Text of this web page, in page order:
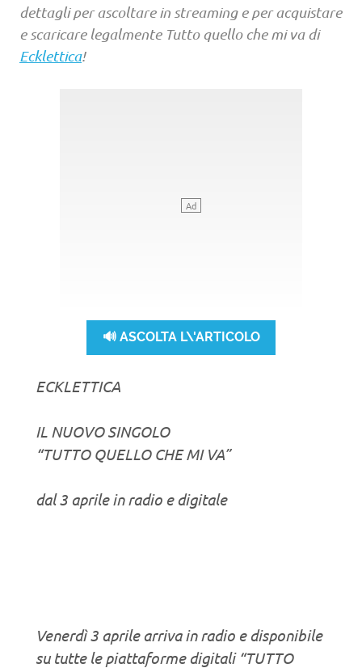
dettagli per ascoltare in streaming e per acquistare
e scaricare legalmente Tutto quello che mi va di
Ecklettica!
🔊 ASCOLTA L\'ARTICOLO
ECKLETTICA
IL NUOVO SINGOLO
“TUTTO QUELLO CHE MI VA”
dal 3 aprile in radio e digitale
Venerdì 3 aprile arriva in radio e disponibile
su tutte le piattaforme digitali “TUTTO